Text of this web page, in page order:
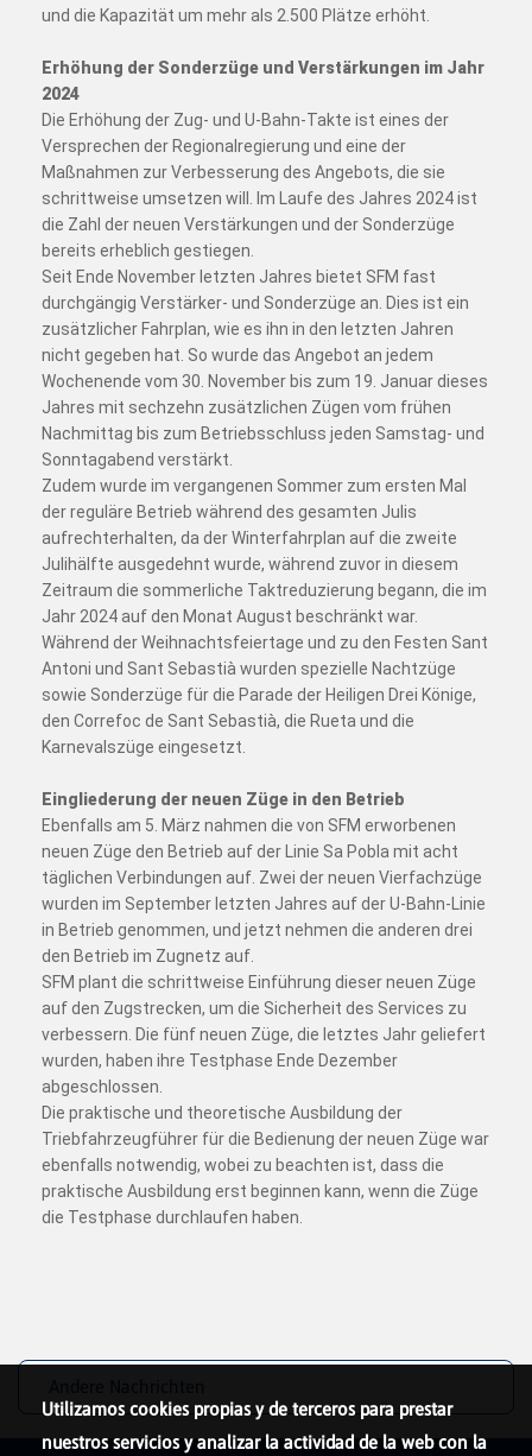
und die Kapazität um mehr als 2.500 Plätze erhöht.
Erhöhung der Sonderzüge und Verstärkungen im Jahr
2024
Die Erhöhung der Zug- und U-Bahn-Takte ist eines der
Versprechen der Regionalregierung und eine der
Maßnahmen zur Verbesserung des Angebots, die sie
schrittweise umsetzen will. Im Laufe des Jahres 2024 ist
die Zahl der neuen Verstärkungen und der Sonderzüge
bereits erheblich gestiegen.
Seit Ende November letzten Jahres bietet SFM fast
durchgängig Verstärker- und Sonderzüge an. Dies ist ein
zusätzlicher Fahrplan, wie es ihn in den letzten Jahren
nicht gegeben hat. So wurde das Angebot an jedem
Wochenende vom 30. November bis zum 19. Januar dieses
Jahres mit sechzehn zusätzlichen Zügen vom frühen
Nachmittag bis zum Betriebsschluss jeden Samstag- und
Sonntagabend verstärkt.
Zudem wurde im vergangenen Sommer zum ersten Mal
der reguläre Betrieb während des gesamten Julis
aufrechterhalten, da der Winterfahrplan auf die zweite
Julihälfte ausgedehnt wurde, während zuvor in diesem
Zeitraum die sommerliche Taktreduzierung begann, die im
Jahr 2024 auf den Monat August beschränkt war.
Während der Weihnachtsfeiertage und zu den Festen Sant
Antoni und Sant Sebastià wurden spezielle Nachtzüge
sowie Sonderzüge für die Parade der Heiligen Drei Könige,
den Correfoc de Sant Sebastià, die Rueta und die
Karnevalszüge eingesetzt.
Eingliederung der neuen Züge in den Betrieb
Ebenfalls am 5. März nahmen die von SFM erworbenen
neuen Züge den Betrieb auf der Linie Sa Pobla mit acht
täglichen Verbindungen auf. Zwei der neuen Vierfachzüge
wurden im September letzten Jahres auf der U-Bahn-Linie
in Betrieb genommen, und jetzt nehmen die anderen drei
den Betrieb im Zugnetz auf.
SFM plant die schrittweise Einführung dieser neuen Züge
auf den Zugstrecken, um die Sicherheit des Services zu
verbessern. Die fünf neuen Züge, die letztes Jahr geliefert
wurden, haben ihre Testphase Ende Dezember
abgeschlossen.
Die praktische und theoretische Ausbildung der
Triebfahrzeugführer für die Bedienung der neuen Züge war
ebenfalls notwendig, wobei zu beachten ist, dass die
praktische Ausbildung erst beginnen kann, wenn die Züge
die Testphase durchlaufen haben.
Utilizamos cookies propias y de terceros para prestar
nuestros servicios y analizar la actividad de la web con la